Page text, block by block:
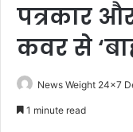
पत्रकार
कवर से
News Weight 24x7
1 minute read